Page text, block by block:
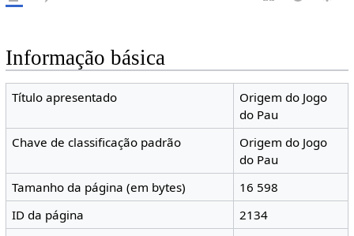
Informação básica
Título apresentado
Origem do Jogo
do Pau
Chave de classificação padrão
Origem do Jogo
do Pau
Tamanho da página (em bytes)
16 598
ID da página
2134